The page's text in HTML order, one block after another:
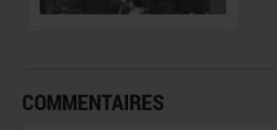
COMMENTAIRES